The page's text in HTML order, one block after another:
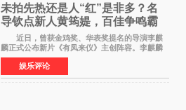
未拍先热还是人“红”是非多？名
导钦点新人黄筠媞，百佳争鸣霸
气回应
近日，曾获金鸡奖、华表奖提名的导演李麒
麟正式公布新片《有凤来仪》主创阵容。李麒麟
早年凭电影《华容道》获得金鸡奖、华表奖提
名，此后长期参与国内外电影制作，其担任制片
人参与的作品亦曾
娱乐评论